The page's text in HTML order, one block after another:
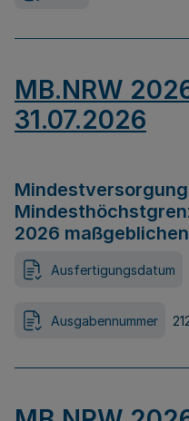
MB.NRW
31.07.2026
2026
Ausfertigungsdatum
Ausgabennummer